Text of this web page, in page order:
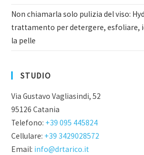
Non chiamarla solo pulizia del viso:
trattamento per detergere, esfoliare,
la pelle
STUDIO
Via Gustavo Vagliasindi, 52
95126 Catania
Telefono: +39 095 445824
Cellulare: +39 3429028572
Email: info@drtarico.it